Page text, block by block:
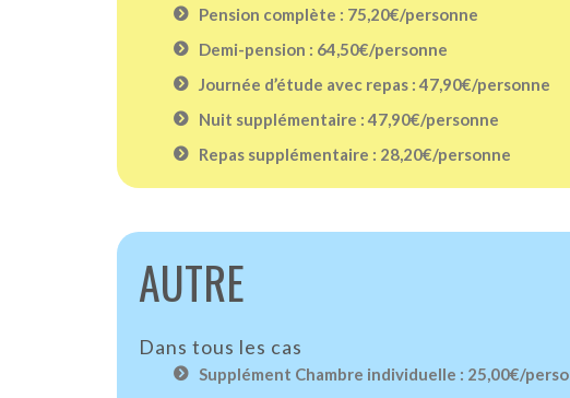
Pension complète : 75,20€/personne
Demi-pension : 64,50€/personne
Journée d’étude avec repas : 47,90€/personne
Nuit supplémentaire : 47,90€/personne
Repas supplémentaire : 28,20€/personne
AUTRE
Dans tous les cas
Supplément Chambre individuelle : 25,00€/